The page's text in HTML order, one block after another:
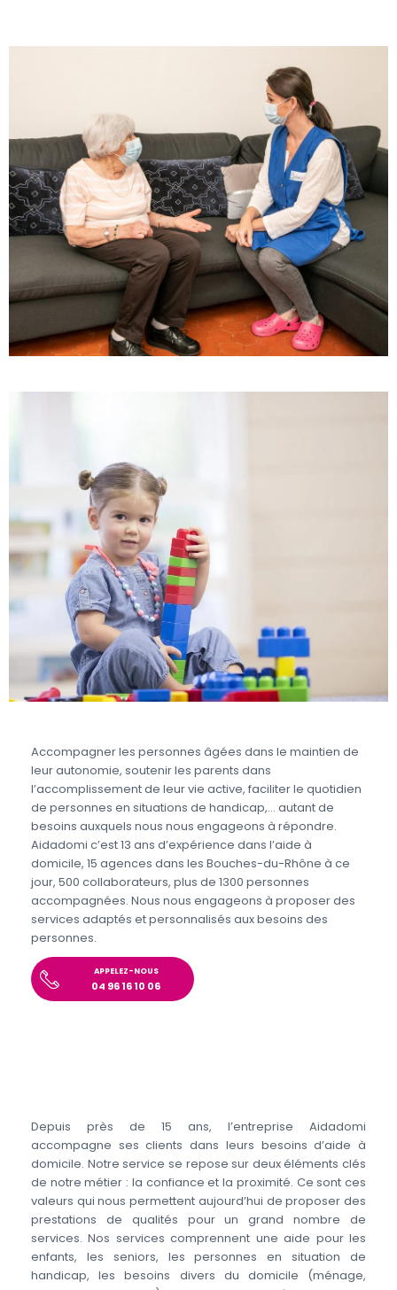
Accompagner les personnes âgées dans le maintien de
leur autonomie, soutenir les parents dans
l’accomplissement de leur vie active, faciliter le quotidien
de personnes en situations de handicap,… autant de
besoins auxquels nous nous engageons à répondre.
Aidadomi c’est 13 ans d’expérience dans l’aide à
domicile, 15 agences dans les Bouches-du-Rhône à ce
jour, 500 collaborateurs, plus de 1300 personnes
accompagnées. Nous nous engageons à proposer des
services adaptés et personnalisés aux besoins des
personnes.
APPELEZ-NOUS
04 96 16 10 06
Depuis près de 15 ans, l’entreprise Aidadomi
accompagne ses clients dans leurs besoins d’aide à
domicile. Notre service se repose sur deux éléments clés
de notre métier : la confiance et la proximité. Ce sont ces
valeurs qui nous permettent aujourd’hui de proposer des
prestations de qualités pour un grand nombre de
services. Nos services comprennent une aide pour les
enfants, les seniors, les personnes en situation de
handicap, les besoins divers du domicile (ménage,